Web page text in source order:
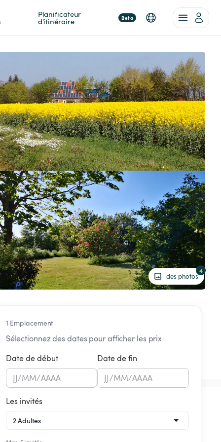
Planificateur
d'itinéraire Beta
des photos
4
1 Emplacement
Sélectionnez des dates pour afficher les prix
Date de début
JJ/MM/AAAA
Date de fin
JJ/MM/AAAA
Les invités